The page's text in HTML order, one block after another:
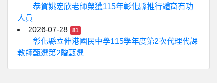
恭賀姚宏欣老師榮獲115年彰化縣推行體育有功
人員
2026-07-28
81
彰化縣立伸港國民中學115學年度第2次代理代課
教師甄選第2階甄選...